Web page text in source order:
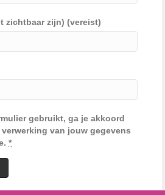
zichtbaar zijn) (vereist)
gebruikt, ga je akkoord
van jouw gegevens
*